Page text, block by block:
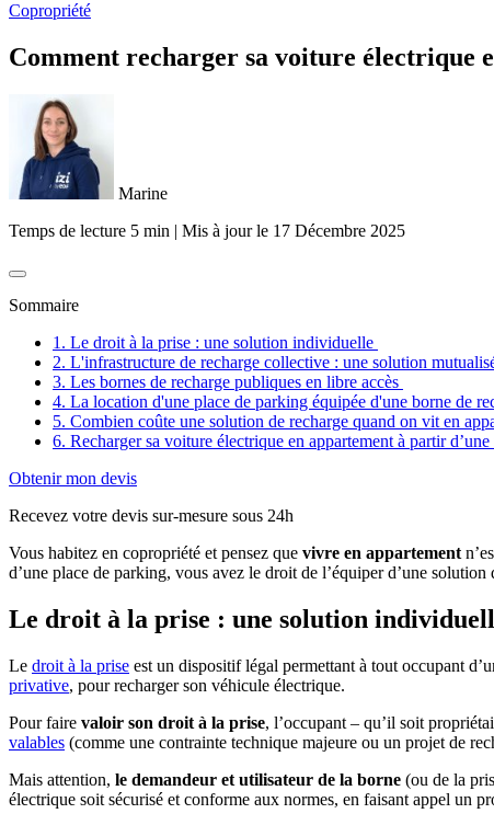
Copropriété
Comment recharger sa voiture électrique
Marine
Temps de lecture 5 min | Mis à jour le 17 Décembre 2025
Sommaire
1. Le droit à la prise : une solution individuelle
2. L'infrastructure de recharge collective : une solution
3. Les bornes de recharge publiques en libre accès
4. La location d'une place de parking équipée d'une borne de
5. Combien coûte une solution de recharge quand on vit en
6. Recharger sa voiture électrique en appartement à partir
Obtenir mon devis
Recevez votre devis sur-mesure sous 24h
Vous habitez en copropriété et pensez que vivre en appartement
d’une place de parking, vous avez le droit de l’équiper d’une
Le droit à la prise : une solution
Le droit à la prise est un dispositif légal permettant à tout occupant
privative, pour recharger son véhicule électrique.
Pour faire valoir son droit à la prise, l’occupant – qu’il soit
valables (comme une contrainte technique majeure ou un projet de
Mais attention, le demandeur et utilisateur de la borne (ou de la
électrique soit sécurisé et conforme aux normes, en faisant appel un